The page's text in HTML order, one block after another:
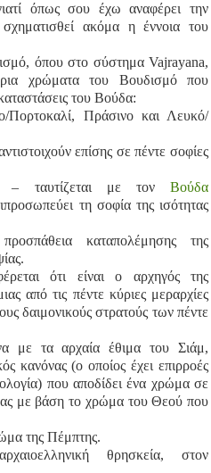
όπως σου έχω αναφέρει την
ακόμα η έννοια του
όπου στο σύστημα Vajrayana,
χρώματα του Βουδισμό που
του Βούδα:
Πορτοκαλί, Πράσινο και Λευκό/
επίσης σε πέντε σοφίες
– ταυτίζεται με τον Βούδα
τη σοφία της ισότητας
καταπολέμησης της
ότι είναι ο αρχηγός της
από τις πέντε κύριες μεραρχίες
δαιμονικούς στρατούς των πέντε
με τα αρχαία έθιμα του Σιάμ,
κανόνας (ο οποίος έχει επιρροές
που αποδίδει ένα χρώμα σε
με βάση το χρώμα του Θεού που
της Πέμπτης.
θρησκεία, στον